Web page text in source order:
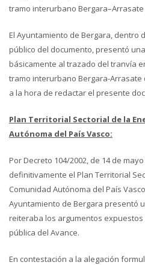
tramo interurbano
El Ayuntamiento de Bergara, dentro
público del documento, presentó
básicamente al trazado del tranvía
tramo interurbano Bergara-
a la hora de redactar el presente
Plan Territorial Sectorial de la
Autónoma del País Vasco:
Por Decreto 104/2002, de 14 de
definitivamente el Plan Territorial
Comunidad Autónoma del País
Ayuntamiento de Bergara presentó
reiteraba los argumentos
pública del Avance.
En contestación a la alegación